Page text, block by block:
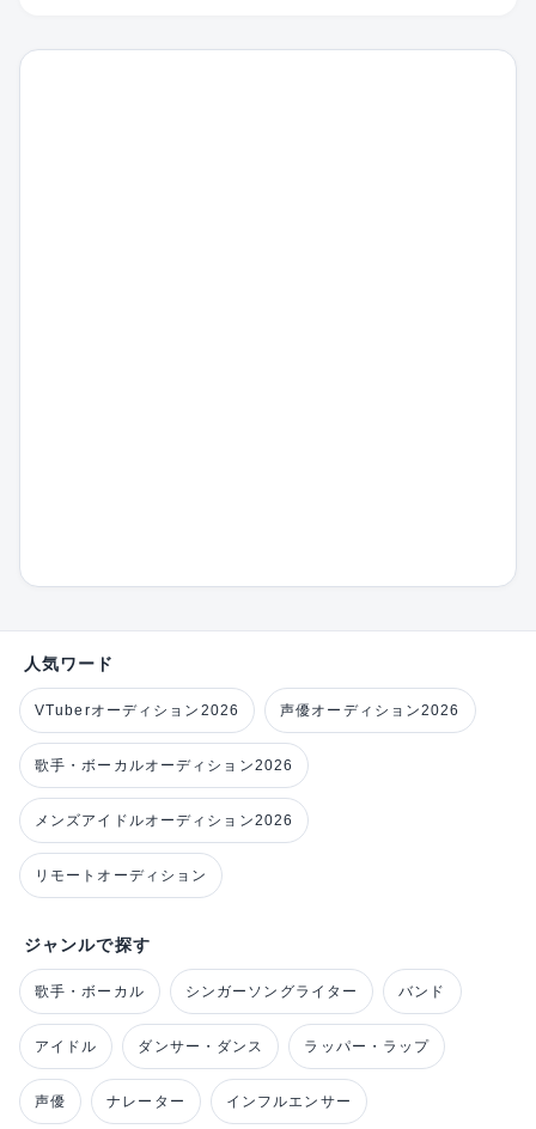
人気ワード
VTuberオーディション2026 声優オーディション2026
歌手・ボーカルオーディション2026
メンズアイドルオーディション2026
リモートオーディション
ジャンルで探す
歌手・ボーカル シンガーソングライター バンド
アイドル ダンサー・ダンス ラッパー・ラップ
声優 ナレーター インフルエンサー